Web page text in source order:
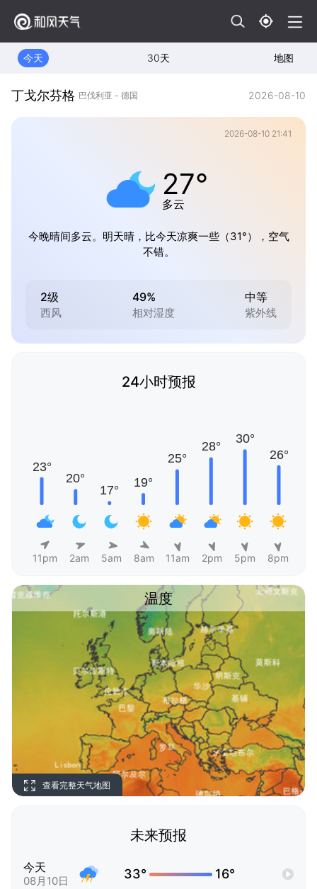
今天 30天 地图
丁戈尔芬格 巴伐利亚 - 德国 2026-08-10
2026-08-10 21:41
27°
多云
今晚晴间多云。明天晴，比今天凉爽一些（31°），空气
不错。
2级
西风
49%
相对湿度
中等
紫外线
24小时预报
11pm 2am 5am 8am 11am 2pm 5pm 8pm
温度
查看完整天气地图
未来预报
今天
08月10日 33° 16°